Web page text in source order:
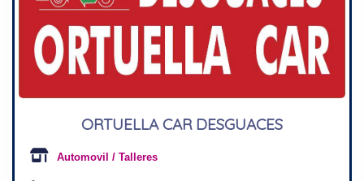
ORTUELLA CAR DESGUACES
Automovil / Talleres